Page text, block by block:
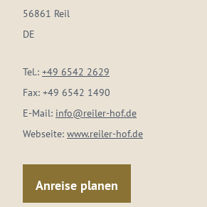
56861 Reil
DE
Tel.: +49 6542 2629
Fax: +49 6542 1490
E-Mail: info@reiler-hof.de
Webseite: www.reiler-hof.de
Anreise planen